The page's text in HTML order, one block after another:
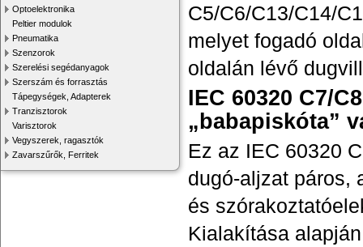
Optoelektronika
Peltier modulok
Pneumatika
Szenzorok
Szerelési segédanyagok
Szerszám és forrasztás
Tápegységek, Adapterek
Tranzisztorok
Varisztorok
Vegyszerek, ragasztók
Zavarszűrők, Ferritek
C5/C6/C13/C14/
melyet fogadó
oldalán lévő
IEC 60320 C7/
„babapiskóta”
Ez az IEC 60320
dugó-aljzat páros,
és
Kialakítása